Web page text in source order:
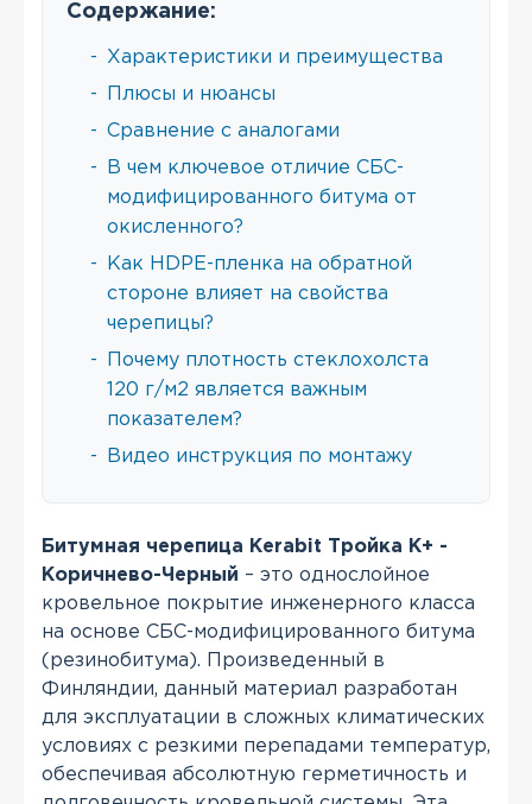
Содержание:
- Характеристики и преимущества
- Плюсы и нюансы
- Сравнение с аналогами
-
В чем ключевое отличие СБС-
модифицированного битума от
окисленного?
-
Как HDPE-пленка на обратной
стороне влияет на свойства
черепицы?
-
Почему плотность стеклохолста
120 г/м2 является важным
показателем?
- Видео инструкция по монтажу
Битумная черепица Kerabit Тройка K+ -
Коричнево-Черный – это однослойное
кровельное покрытие инженерного класса
на основе СБС-модифицированного битума
(резинобитума). Произведенный в
Финляндии, данный материал разработан
для эксплуатации в сложных климатических
условиях с резкими перепадами температур,
обеспечивая абсолютную герметичность и